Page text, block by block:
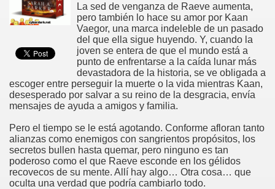
La sed de venganza de Raeve aumenta,
pero también lo hace su amor por Kaan
Vaegor, una marca indeleble de un pasado
del que ella sigue huyendo. Y, cuando la
joven se entera de que el mundo está a
punto de enfrentarse a la caída lunar más
devastadora de la historia, se ve obligada a
escoger entre perseguir la muerte o la vida mientras Kaan,
desesperado por salvar a su reino de la desgracia, envía
mensajes de ayuda a amigos y familia.
Pero el tiempo se le está agotando. Conforme afloran tanto
alianzas como enemigos con sangrientos propósitos, los
secretos bullen hasta quemar, pero ninguno es tan
poderoso como el que Raeve esconde en los gélidos
recovecos de su mente. Allí hay algo… Otra cosa… que
oculta una verdad que podría cambiarlo todo.